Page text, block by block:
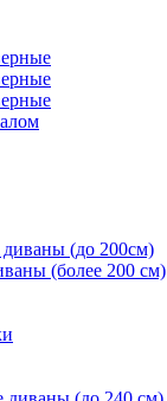
(до 200см)
(более 200 см)